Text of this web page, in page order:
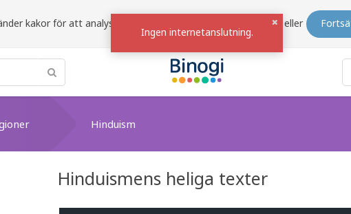
kakor för att analysera trafik och förbättra siten. Välj bort eller
Ingen internetanslutning.
Hinduism
Hinduismens heliga texter